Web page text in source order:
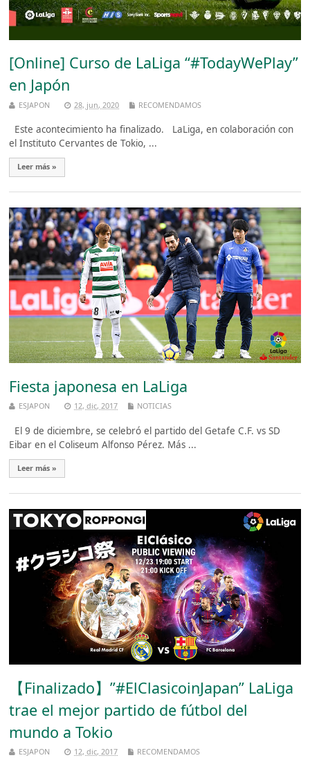
[Online] Curso de LaLiga “#TodayWePlay”
en Japón
ESJAPON 28, jun, 2020 RECOMENDAMOS
Este acontecimiento ha finalizado. LaLiga, en colaboración con
el Instituto Cervantes de Tokio, ...
Leer más »
Fiesta japonesa en LaLiga
ESJAPON 12, dic, 2017 NOTICIAS
El 9 de diciembre, se celebró el partido del Getafe C.F. vs SD
Eibar en el Coliseum Alfonso Pérez. Más ...
Leer más »
【Finalizado】”#ElClasicoinJapan” LaLiga
trae el mejor partido de fútbol del
mundo a Tokio
ESJAPON 12, dic, 2017 RECOMENDAMOS